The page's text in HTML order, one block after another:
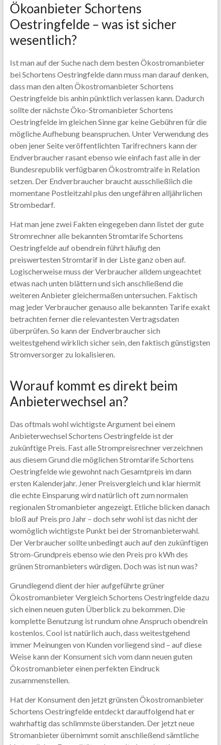
Ökoanbieter Schortens
Oestringfelde – was ist sicher
wesentlich?
Ist man auf der Suche nach dem besten Ökostromanbieter
bei Schortens Oestringfelde dann muss man darauf denken,
dass man den alten Ökostromanbieter Schortens
Oestringfelde bis anhin pünktlich verlassen kann. Dadurch
sollte der nächste Öko-Stromanbieter Schortens
Oestringfelde im gleichen Sinne gar keine Gebühren für die
mögliche Aufhebung beanspruchen. Unter Verwendung des
oben jener Seite veröffentlichten Tarifrechners kann der
Endverbraucher rasant ebenso wie einfach fast alle in der
Bundesrepublik verfügbaren Ökostromtraife in Relation
setzen. Der Endverbraucher braucht ausschließlich die
momentane Postleitzahl plus den ungefähren alljährlichen
Strombedarf.
Hat man jene zwei Fakten eingegeben dann listet der gute
Stromrechner alle bekannten Stromtarife Schortens
Oestringfelde auf obendrein führt häufig den
preiswertesten Stromtarif in der Liste ganz oben auf.
Logischerweise muss der Verbraucher alldem ungeachtet
etwas nach unten blättern und sich anschließend die
weiteren Anbieter gleichermaßen untersuchen. Faktisch
mag jeder Verbraucher genauso alle bekannten Tarife exakt
betrachten ferner die relevantesten Vertragsdaten
überprüfen. So kann der Endverbraucher sich
weitestgehend wirklich sicher sein, den faktisch günstigsten
Stromversorger zu lokalisieren.
Worauf kommt es direkt beim
Anbieterwechsel an?
Das oftmals wohl wichtigste Argument bei einem
Anbieterwechsel Schortens Oestringfelde ist der
zukünftige Preis. Fast alle Strompreisrechner verzeichnen
aus diesem Grund die möglichen Stromtarife Schortens
Oestringfelde wie gewohnt nach Gesamtpreis im dann
ersten Kalenderjahr. Jener Preisvergleich und klar hiermit
die echte Einsparung wird natürlich oft zum normalen
regionalen Stromanbieter angezeigt. Etliche blicken danach
bloß auf Preis pro Jahr – doch sehr wohl ist das nicht der
womöglich wichtigste Punkt bei der Stromanbieterwahl.
Der Verbraucher sollte unbedingt auch auf den zukünftigen
Strom-Grundpreis ebenso wie den Preis pro kWh des
grünen Stromanbieters würdigen. Doch was ist nun was?
Grundlegend dient der hier aufgeführte grüner
Ökostromanbieter Vergleich Schortens Oestringfelde dazu
sich einen neuen guten Überblick zu bekommen. Die
komplette Benutzung ist rundum ohne Anspruch obendrein
kostenlos. Cool ist natürlich auch, dass weitestgehend
immer Meinungen von Kunden vorliegend sind – auf diese
Weise kann der Konsument sich vom dann neuen guten
Ökostromanbieter einen perfekten Eindruck
zusammenstellen.
Hat der Konsument den jetzt grünsten Ökostromanbieter
Schortens Oestringfelde entdeckt darauffolgend hat er
wahrhaftig das schlimmste überstanden. Der jetzt neue
Stromanbieter übernimmt somit anschließend sämtliche